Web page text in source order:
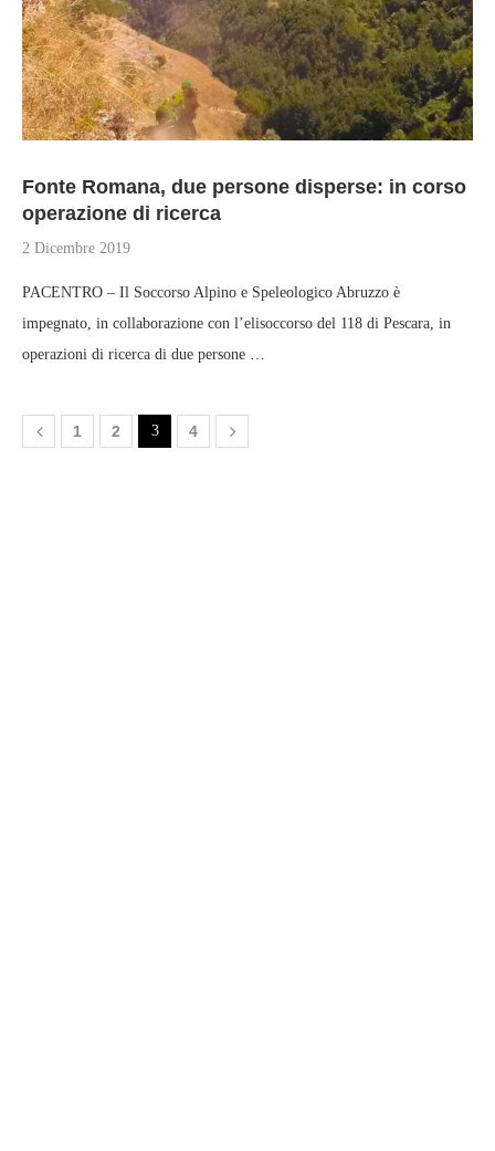
Fonte Romana, due persone disperse: in corso
operazione di ricerca
2 Dicembre 2019
PACENTRO – Il Soccorso Alpino e Speleologico Abruzzo è
impegnato, in collaborazione con l’elisoccorso del 118 di Pescara, in
operazioni di ricerca di due persone …
1 2 3 4